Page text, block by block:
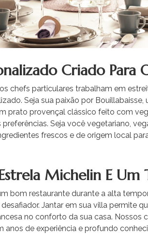
Criado Para
chefs particulares trabalham em
Seja sua paixão por
prato provençal clássico feito com
Seja você vegetariano,
frescos e de origem local
Michelin E Um
bom restaurante durante a alta
Jantar em sua villa permite
no conforto da sua casa. Nossos
anos de experiência e profundo